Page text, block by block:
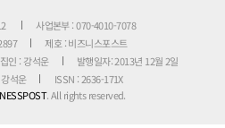
사업본부 : 070-4010-7078
제호 : 비즈니스포스트
인 : 강석운
발행일자: 2013년 12월 2일
석운
ISSN : 2636-171X
. All rights reserved.